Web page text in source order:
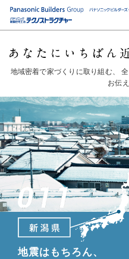
地域密着で家づくりに取り組む、
お伝
地震はもちろん、